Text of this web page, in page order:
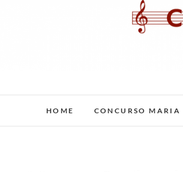
Cia
HOME CONCURSO MARIA